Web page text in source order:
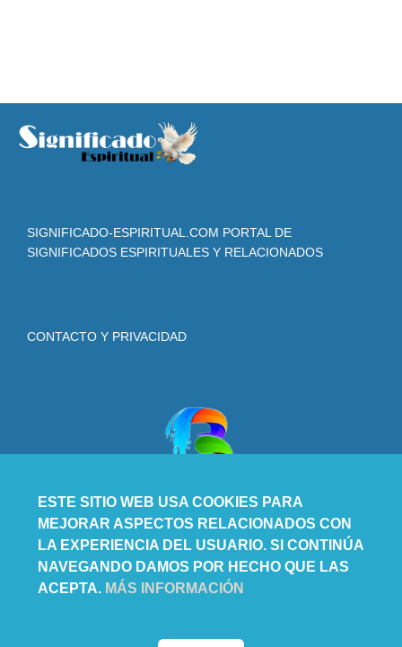
SIGNIFICADO-ESPIRITUAL.COM PORTAL DE
SIGNIFICADOS ESPIRITUALES Y RELACIONADOS
CONTACTO Y PRIVACIDAD
ESTE SITIO WEB USA COOKIES PARA
MEJORAR ASPECTOS RELACIONADOS CON
LA EXPERIENCIA DEL USUARIO. SI CONTINÚA
NAVEGANDO DAMOS POR HECHO QUE LAS
ACEPTA. MÁS INFORMACIÓN